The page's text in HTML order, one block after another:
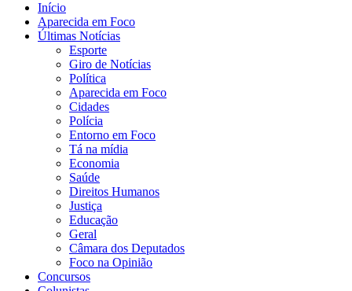
Início
Aparecida em Foco
Últimas Notícias
Esporte
Giro de Notícias
Política
Aparecida em Foco
Cidades
Polícia
Entorno em Foco
Tá na mídia
Economia
Saúde
Direitos Humanos
Justiça
Educação
Geral
Câmara dos Deputados
Foco na Opinião
Concursos